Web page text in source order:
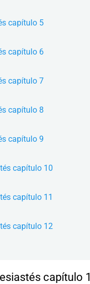
capítulo 5
capítulo 6
capítulo 7
capítulo 8
capítulo 9
capítulo 10
capítulo 11
capítulo 12
capítulo 1